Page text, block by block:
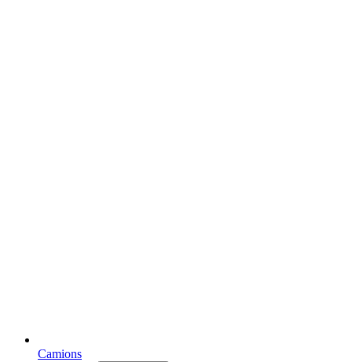
Camions